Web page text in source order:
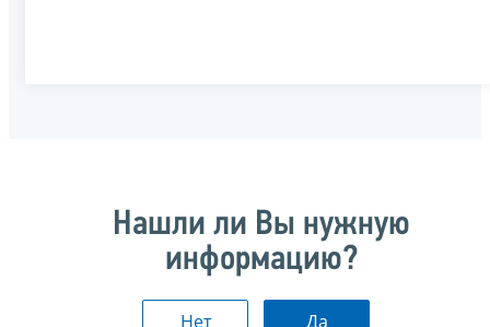
Нашли ли Вы нужную
информацию?
Нет Да